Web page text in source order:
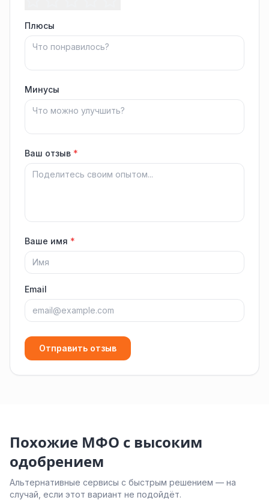
Плюсы
Минусы
Ваш отзыв *
Ваше имя *
Email
Отправить отзыв
Похожие МФО с высоким
одобрением
Альтернативные сервисы с быстрым решением — на
случай, если этот вариант не подойдёт.